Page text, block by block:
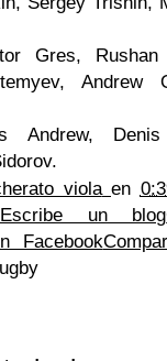
Gres, Rushan
Andrew
Andrew,
viola en
Escribe un blog
Facebook